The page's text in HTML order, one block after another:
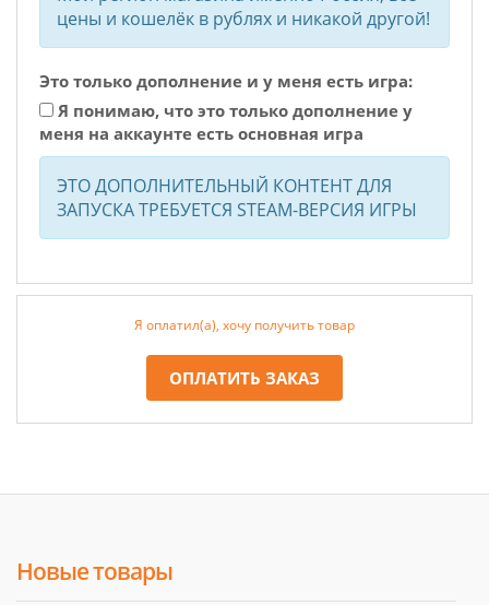
цены и кошелёк в рублях и никакой другой!
Это только дополнение и у меня есть игра:
Я понимаю, что это только дополнение у
меня на аккаунте есть основная игра
ЭТО ДОПОЛНИТЕЛЬНЫЙ КОНТЕНТ ДЛЯ
ЗАПУСКА ТРЕБУЕТСЯ STEAM-ВЕРСИЯ ИГРЫ
Я оплатил(а), хочу получить товар
ОПЛАТИТЬ ЗАКАЗ
Новые товары